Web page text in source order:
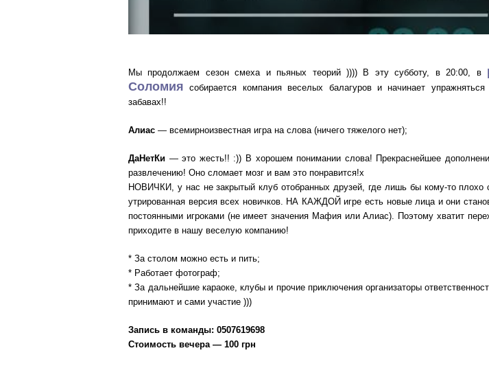
Мы продолжаем сезон смеха и пьяных теорий )))) В эту субботу, в 20:00, в
Соломия собирается компания веселых балагуров и начинает
забавах!!
Алиас — всемирноизвестная игра на слова (ничего тяжелого нет);
ДаНетКи — это жесть!! :)) В хорошем понимании слова! Прекраснейшее
развлечению! Оно сломает мозг и вам это понравится!х
НОВИЧКИ, у нас не закрытый клуб отобранных друзей, где лишь бы кому-то плохо
утрированная версия всех новичков. НА КАЖДОЙ игре есть новые лица и они
постоянными игроками (не имеет значения Мафия или Алиас). Поэтому хватит
приходите в нашу веселую компанию!
* За столом можно есть и пить;
* Работает фотограф;
* За дальнейшие караоке, клубы и прочие приключения организаторы
принимают и сами участие )))
Запись в команды: 0507619698
Стоимость вечера — 100 грн